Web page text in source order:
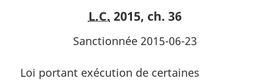
L.C. 2015, ch. 36
Sanctionnée 2015-06-23
Loi portant exécution de certaines